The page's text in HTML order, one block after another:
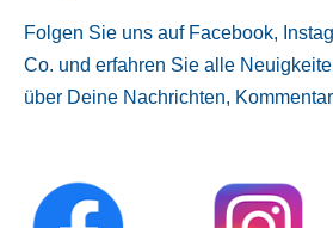
Folgen Sie uns auf Facebook,
Co. und erfahren Sie alle
über Deine Nachrichten,